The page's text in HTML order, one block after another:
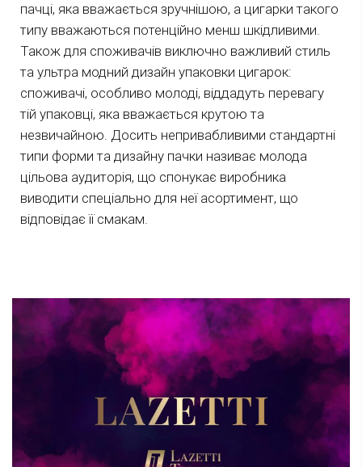
пачці, яка вважається зручнішою, а цигарки такого
типу вважаються потенційно менш шкідливими.
Також для споживачів виключно важливий стиль
та ультра модний дизайн упаковки цигарок:
споживачі, особливо молоді, віддадуть перевагу
тій упаковці, яка вважається крутою та
незвичайною. Досить непривабливими стандартні
типи форми та дизайну пачки називає молода
цільова аудиторія, що спонукає виробника
виводити спеціально для неї асортимент, що
відповідає її смакам.